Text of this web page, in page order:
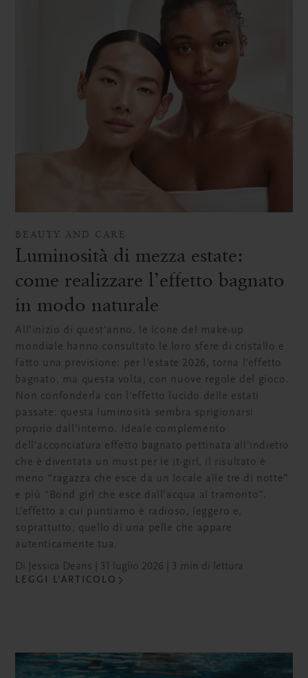
BEAUTY AND CARE
Luminosità di mezza estate:
come realizzare l’effetto bagnato
in modo naturale
All’inizio di quest'anno, le icone del make-up
mondiale hanno consultato le loro sfere di cristallo e
fatto una previsione: per l’estate 2026, torna l’effetto
bagnato, ma questa volta, con nuove regole del gioco.
Non confonderla con l’effetto lucido delle estati
passate: questa luminosità sembra sprigionarsi
proprio dall’interno. Ideale complemento
dell’acconciatura effetto bagnato pettinata all’indietro
che è diventata un must per le it-girl, il risultato è
meno “ragazza che esce da un locale alle tre di notte”
e più “Bond girl che esce dall’acqua al tramonto”.
L’effetto a cui puntiamo è radioso, leggero e,
soprattutto, quello di una pelle che appare
autenticamente tua.
Di Jessica Deans | 31 luglio 2026 | 3 min di lettura
LEGGI L’ARTICOLO